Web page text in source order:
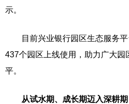
示。
目前兴业银行园区生态服务平
437个园区上线使用，助力广大园
平。
从试水期、成长期迈入深耕期